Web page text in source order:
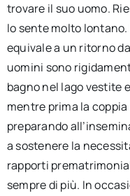
trovare il suo uomo.
lo sente molto
equivale a un ritorno
uomini sono
bagno nel lago vestite
mentre prima la
preparando
a sostenere la
rapporti
sempre di più. In